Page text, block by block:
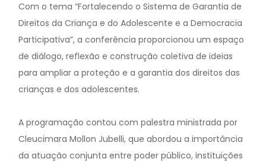
Com o tema “Fortalecendo o Sistema de Garantia de
Direitos da Criança e do Adolescente e a Democracia
Participativa”, a conferência proporcionou um espaço
de diálogo, reflexão e construção coletiva de ideias
para ampliar a proteção e a garantia dos direitos das
crianças e dos adolescentes.
A programação contou com palestra ministrada por
Cleucimara Mollon Jubelli, que abordou a importância
da atuação conjunta entre poder público, instituições